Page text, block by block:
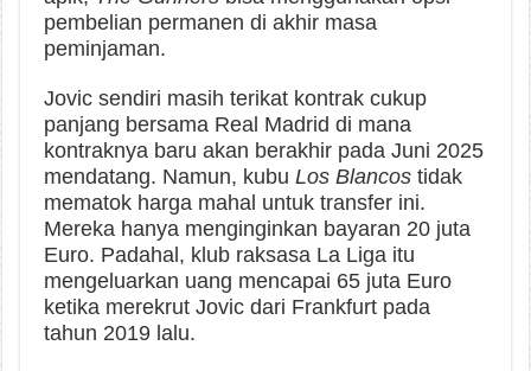
pembelian permanen di akhir masa
peminjaman.
Jovic sendiri masih terikat kontrak cukup
panjang bersama Real Madrid di mana
kontraknya baru akan berakhir pada Juni 2025
mendatang. Namun, kubuLos Blancos tidak
mematok harga mahal untuk transfer ini.
Mereka hanya menginginkan bayaran 20 juta
Euro. Padahal, klub raksasa La Liga itu
mengeluarkan uang mencapai 65 juta Euro
ketika merekrut Jovic dari Frankfurt pada
tahun 2019 lalu.